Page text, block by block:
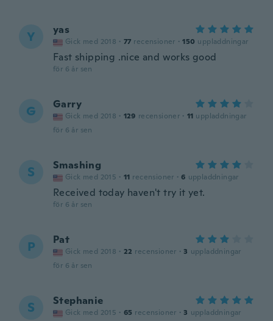
Y yas
Gick med 2018 · 77 recensioner · 150 uppladdningar
Fast shipping .nice and works good
för 6 år sen
G Garry
Gick med 2018 · 129 recensioner · 11 uppladdningar
för 6 år sen
S Smashing
Gick med 2015 · 11 recensioner · 6 uppladdningar
Received today haven't try it yet.
för 6 år sen
P Pat
Gick med 2018 · 22 recensioner · 3 uppladdningar
för 6 år sen
S Stephanie
Gick med 2015 · 65 recensioner · 3 uppladdningar